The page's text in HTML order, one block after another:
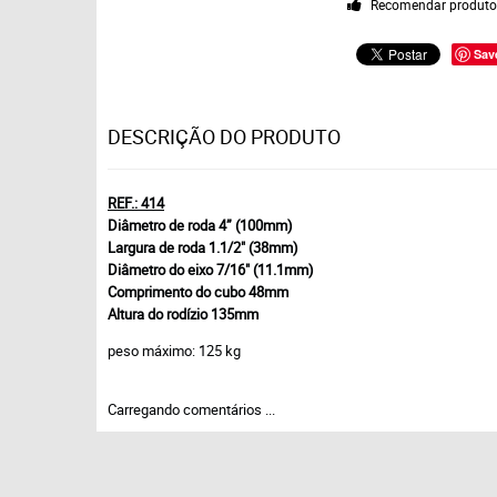
Recomendar produto
DESCRIÇÃO DO PRODUTO
REF.: 414
Diâmetro de roda 4” (100mm)
Largura de roda 1.1/2" (38mm)
Diâmetro do eixo 7/16" (11.1mm)
Comprimento do cubo 48mm
Altura do rodízio 135mm
peso máximo: 125 kg
Carregando comentários ...